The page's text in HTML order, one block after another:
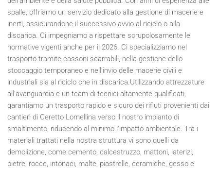
spalle, offriamo un servizio dedicato alla gestione di macerie e
inerti, assicurandone il successivo avvio al riciclo o alla
discarica. Ci impegniamo a rispettare scrupolosamente le
normative vigenti anche per il 2026. Ci specializziamo nel
trasporto tramite cassoni scarrabili, nella gestione dello
stoccaggio temporaneo e nell'invio delle macerie civili e
industriali sia al riciclo che in discarica.Utilizzando attrezzature
all'avanguardia e un team di tecnici altamente qualificati,
garantiamo un trasporto rapido e sicuro dei rifiuti provenienti dai
cantieri di Ceretto Lomellina verso il nostro impianto di
smaltimento, riducendo al minimo l'impatto ambientale. Tra i
materiali trattati nella nostra struttura vi sono quelli da
demolizione, come cemento, calcestruzzo, mattoni, laterizi,
pietre, rocce, intonaci, malte, piastrelle, ceramiche, gesso e